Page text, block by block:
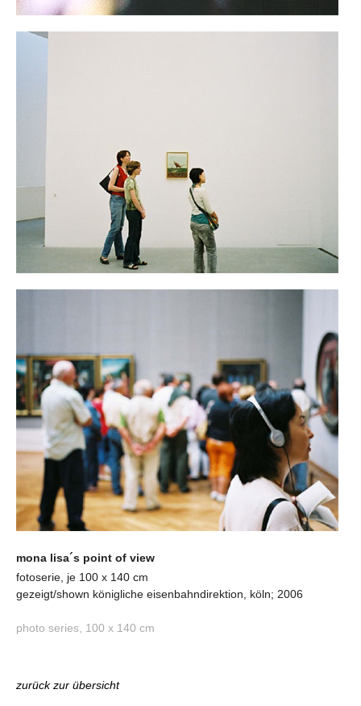
mona lisa´s point of view
fotoserie, je 100 x 140 cm
gezeigt/shown königliche eisenbahndirektion, köln; 2006
photo series, 100 x 140 cm
zurück zur übersicht